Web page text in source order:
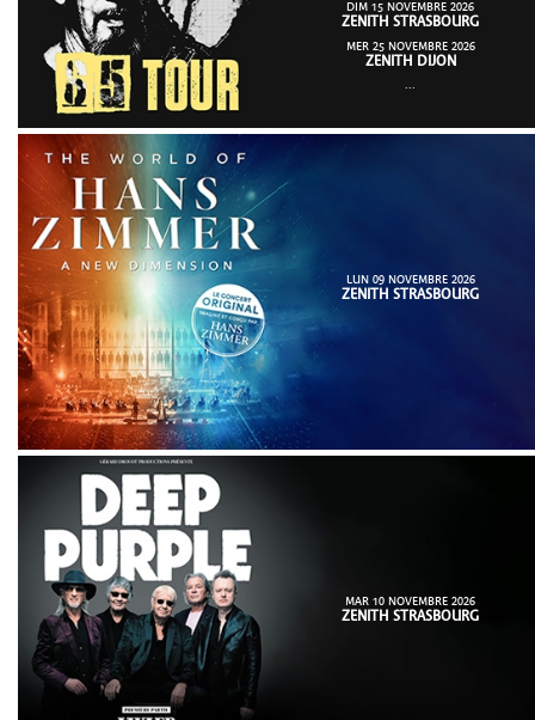
DIM 15 NOVEMBRE 2026
ZENITH STRASBOURG
MER 25 NOVEMBRE 2026
ZENITH DIJON
LUN 09 NOVEMBRE 2026
ZENITH STRASBOURG
MAR 10 NOVEMBRE 2026
ZENITH STRASBOURG